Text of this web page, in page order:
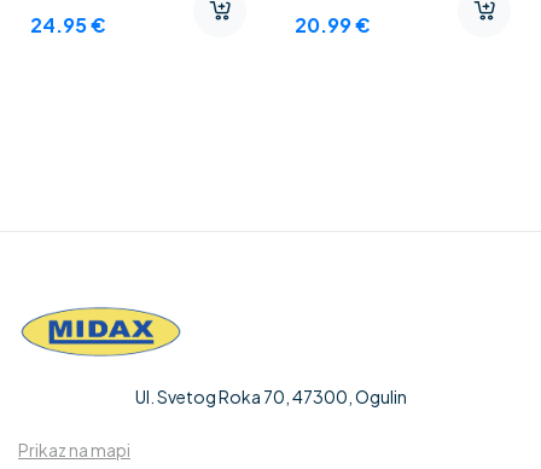
24.95€ 20.99€
Ul. Svetog Roka 70, 47300, Ogulin
Prikaz na mapi